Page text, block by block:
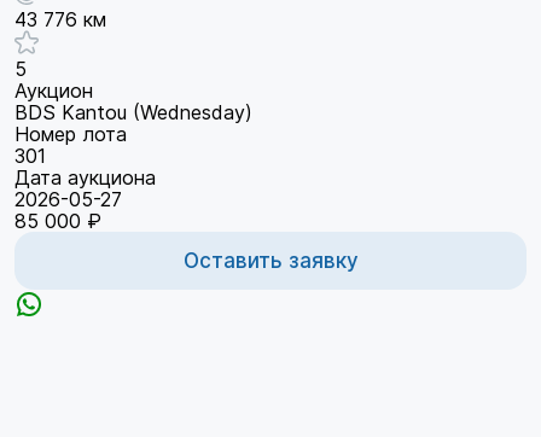
43 776 км
5
Аукцион
BDS Kantou (Wednesday)
Номер лота
301
Дата аукциона
2026-05-27
85 000 ₽
Оставить заявку